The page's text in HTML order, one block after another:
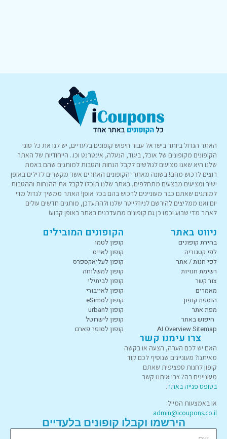
האתר הגדול ביותר בישראל עבור חיפוש קופונים בלעדיים, יש לנו את כל סוגי
הקופונים מקופונים של אוכל, ביגוד, הנעלה, אינטרנט וכו.. הייחודיות של האתר
שלנו היא שאנו מציעים לגולשים לקבל הנחות והטבות למותגים שהם באמת
רוצים לרכוש מהם! בשונה מאתרי הקופונים האחרים אשר מקשרים לדילים באופן
ישיר ומציעים מבצעים מתחלפים, באתר שלנו תוכלו לקבל את ההנחות וההטבות
למותגים שאתם כבר מעוניינים לרכוש בהם בכל אופן! האתר ממשיך לגדול מדי
יום ואנו ממליצים להירשם לניוזלייטר שלנו ולהתעדכן, מותגים חדשים עולים
לאתר מדי שבוע וכמו כן גם קופונים מתעדכנים באתר באופן קבוע!
ניווט באתר
בחירת קופונים
לפי קטגוריה
לפי חנות / אתר
רשימת חנויות
צור קשר
מאמרים
הוספת קופון
מפת אתר
חיפוש באתר
AI Overview Sitemap
הקופונים המובילים
קופון לטמו
קופון לאייס
קופון לעליאקספרס
קופון למשלוחה
קופון לביתילי
קופון לאייבורי
קופון לeSimo
קופון לurban
קופון לישרוטל
קופון לסופר פארם
צרו עימנו קשר
האם יש לכם הערה, הצעה או בקשה
מאיתנו? מעוניינים שנוסיף לכם קוד
קופון לחנות ספציפית שאתם
מעוניינים בה? צרו איתנו קשר
בטופס פנייה באתר.
או באמצעות המייל:
admin@icoupons.co.il
הירשמו וקבלו קופונים בלעדיים